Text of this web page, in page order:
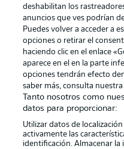
Gestionar las preferencias
Canales
Jugadores
Sello Editorial
deshabilitan los
anuncios que ves podrían
Puedes volver a acceder a
opciones o retirar el
haciendo clic en el enlace
aparece en el en la parte
opciones tendrán efecto
saber más, consulta
Tanto nosotros como
datos para proporcionar:
Utilizar datos de
activamente las
identificación. Almacenar